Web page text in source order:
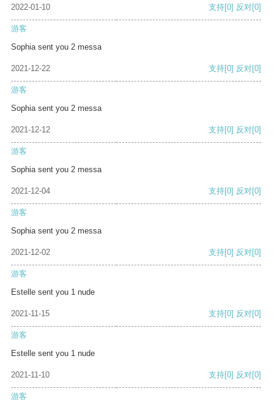
2022-01-10 支持[0] 反对[0]
游客
Sophia sent you 2 messa
2021-12-22 支持[0] 反对[0]
游客
Sophia sent you 2 messa
2021-12-12 支持[0] 反对[0]
游客
Sophia sent you 2 messa
2021-12-04 支持[0] 反对[0]
游客
Sophia sent you 2 messa
2021-12-02 支持[0] 反对[0]
游客
Estelle sent you 1 nude
2021-11-15 支持[0] 反对[0]
游客
Estelle sent you 1 nude
2021-11-10 支持[0] 反对[0]
游客